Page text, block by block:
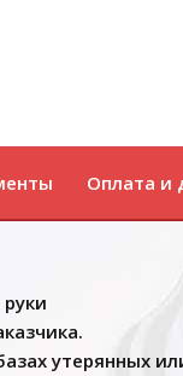
Оплата и
утерянных